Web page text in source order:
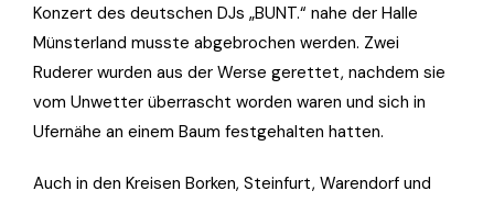
Konzert des deutschen DJs „BUNT.“ nahe der Halle
Münsterland musste abgebrochen werden. Zwei
Ruderer wurden aus der Werse gerettet, nachdem sie
vom Unwetter überrascht worden waren und sich in
Ufernähe an einem Baum festgehalten hatten.
Auch in den Kreisen Borken, Steinfurt, Warendorf und